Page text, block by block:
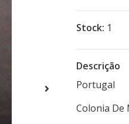
Stock: 1
Descrição
Portugal
Colonia De